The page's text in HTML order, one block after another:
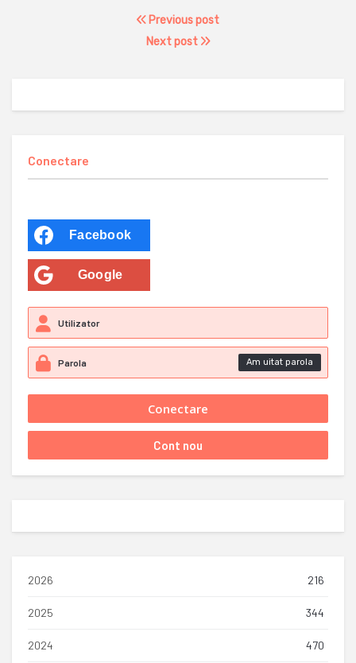
Previous post
Next post
Conectare
Facebook
Google
Am uitat parola
2026 216
2025 344
2024 470